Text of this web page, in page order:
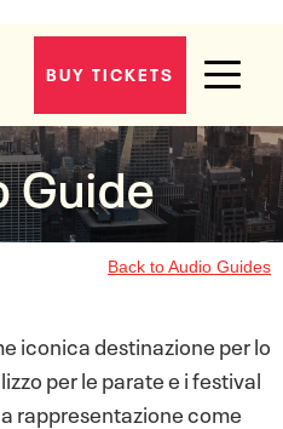
BUY TICKETS
Back to Audio Guides
iconica destinazione per lo
per le parate e i festival
rappresentazione come